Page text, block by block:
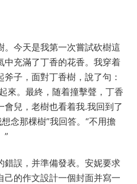
今天是我第一次嘗試砍樹這
中充滿了丁香的花香。我穿着
子，面對丁香樹，說了句：
來。最終，随着撞擊聲，丁香
兒，老樹也看着我.我回到了
念那棵樹”我回答。“不用擔
”
錯誤，并準備發表。安妮要求
的作文設計一個封面并寫一